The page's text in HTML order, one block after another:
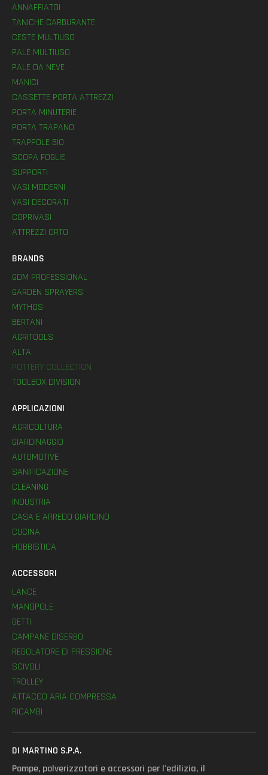
ANNAFFIATOI
TANICHE CARBURANTE
CESTE MULTIUSO
PALE MULTIUSO
PALE DA NEVE
MANICI
CASSETTE PORTA ATTREZZI
PORTA MINUTERIE
PORTA TRAPANO
TRAPPOLE BIO
SCOPA FOGLIE
SUPPORTI
VASI MODERNI
VASI DECORATI
COPRIVASI
ATTREZZI ORTO
BRANDS
GDM PROFESSIONAL
GARDEN SPRAYERS
MYTHOS
BERTANI
AGRITOOLS
ALTA
POTTERY COLLECTION
TOOLBOX DIVISION
APPLICAZIONI
AGRICOLTURA
GIARDINAGGIO
AUTOMOTIVE
SANIFICAZIONE
CLEANING
INDUSTRIA
CASA E ARREDO GIARDINO
CUCINA
HOBBISTICA
ACCESSORI
LANCE
MANOPOLE
GETTI
CAMPANE DISERBO
REGOLATORE DI PRESSIONE
SCIVOLI
TROLLEY
ATTACCO ARIA COMPRESSA
RICAMBI
DI MARTINO S.P.A.
Pompe, polverizzatori e accessori per l'edilizia, il